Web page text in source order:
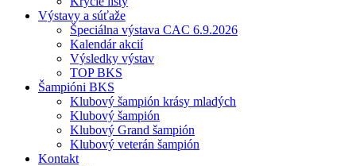
Výstavy a súťaže
Špeciálna výstava CAC 6.9.2026
Kalendár akcií
Výsledky výstav
TOP BKS
Šampióni BKS
Klubový šampión krásy mladých
Klubový šampión
Klubový Grand šampión
Klubový veterán šampión
Kontakt